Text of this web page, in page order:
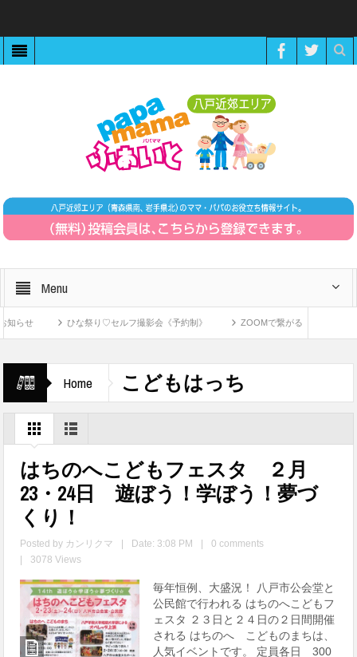
Menu
ひな祭り♡セルフ撮影会《予約制》 ZOOMで繋がる！〜11月15日「
Home こどもはっち
はちのへこどもフェスタ ２月
23・24日 遊ぼう！学ぼう！夢づ
くり！
Posted by カンリクマ Date: 3:08 PM
0 comments
3078 Views
毎年恒例、大盛況！ 八戸市公会堂と
公民館で行われる はちのへこどもフ
ェスタ ２３日と２４日の２日間開催
される はちのへ こどものまちは、
人気イベントです。 定員各日 300